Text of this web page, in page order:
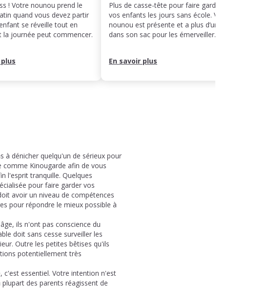
! Votre nounou prend le
quand vous devez partir
se réveille tout en
la journée peut commencer.
Plus de casse-tête pour faire garder
vos enfants les jours sans école. Votre
nounou est présente et a plus d’un tour
dans son sac pour les émerveiller.
En savoir plus
dénicher quelqu'un de sérieux pour
comme Kinougarde afin de vous
l'esprit tranquille. Quelques
pour faire garder vos
avoir un niveau de compétences
pour répondre le mieux possible à
ils n'ont pas conscience du
doit sans cesse surveiller les
Outre les petites bêtises qu'ils
potentiellement très
c'est essentiel. Votre intention n'est
des parents réagissent de